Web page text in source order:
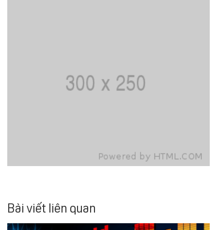
Bài viết liên quan